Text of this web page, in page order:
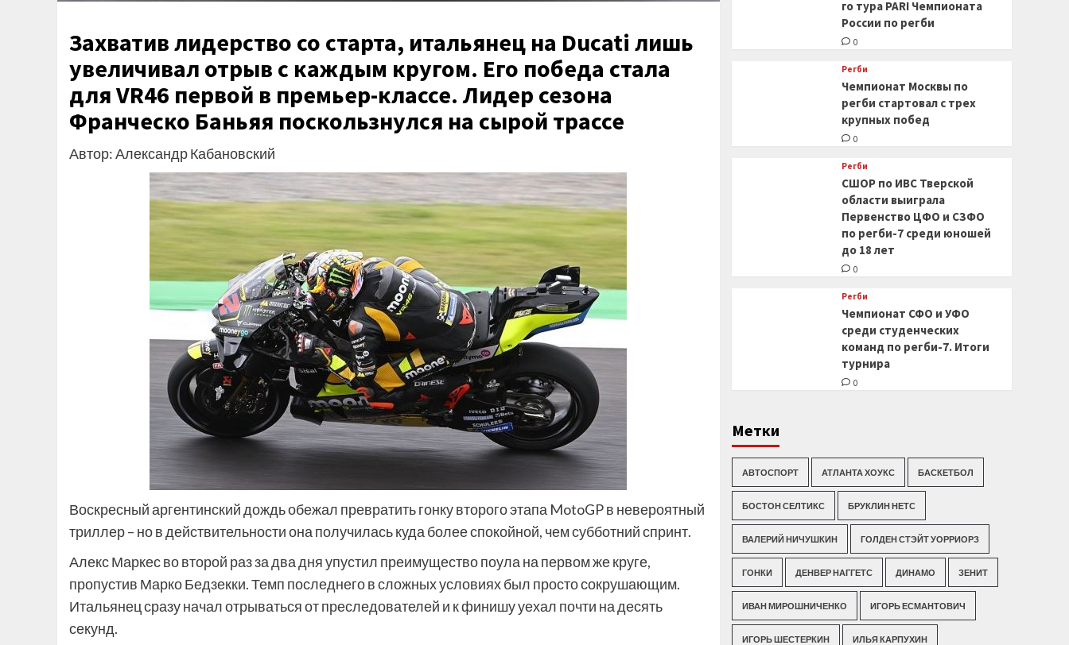
Захватив лидерство со старта, итальянец на Ducati лишь
увеличивал отрыв с каждым кругом. Его победа стала
для VR46 первой в премьер-классе. Лидер сезона
Франческо Баньяя поскользнулся на сырой трассе
Автор: Александр Кабановский
Воскресный аргентинский дождь обежал превратить гонку второго этапа MotoGP в невероятный
триллер – но в действительности она получилась куда более спокойной, чем субботний спринт.
Алекс Маркес во второй раз за два дня упустил преимущество поула на первом же круге,
пропустив Марко Бедзекки. Темп последнего в сложных условиях был просто сокрушающим.
Итальянец сразу начал отрываться от преследователей и к финишу уехал почти на десять
секунд.
го тура PARI Чемпионата
России по регби
0
Регби
Чемпионат Москвы по
регби стартовал с трех
крупных побед
0
Регби
СШОР по ИВС Тверской
области выиграла
Первенство ЦФО и СЗФО
по регби-7 среди юношей
до 18 лет
0
Регби
Чемпионат СФО и УФО
среди студенческих
команд по регби-7. Итоги
турнира
0
Метки
АВТОСПОРТ АТЛАНТА ХОУКС БАСКЕТБОЛ
БОСТОН СЕЛТИКС БРУКЛИН НЕТС
ВАЛЕРИЙ НИЧУШКИН ГОЛДЕН СТЭЙТ УОРРИОРЗ
ГОНКИ ДЕНВЕР НАГГЕТС ДИНАМО ЗЕНИТ
ИВАН МИРОШНИЧЕНКО ИГОРЬ ЕСМАНТОВИЧ
ИГОРЬ ШЕСТЕРКИН ИЛЬЯ КАРПУХИН